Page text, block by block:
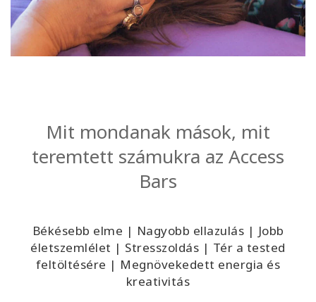
Mit mondanak mások, mit
teremtett számukra az Access
Bars
Békésebb elme | Nagyobb ellazulás | Jobb
életszemlélet | Stresszoldás | Tér a tested
feltöltésére | Megnövekedett energia és
kreativitás